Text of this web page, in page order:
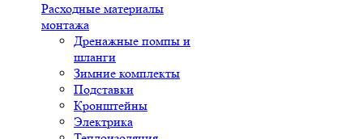
Расходные материалы
монтажа
Дренажные помпы и
шланги
Зимние комплекты
Подставки
Кронштейны
Электрика